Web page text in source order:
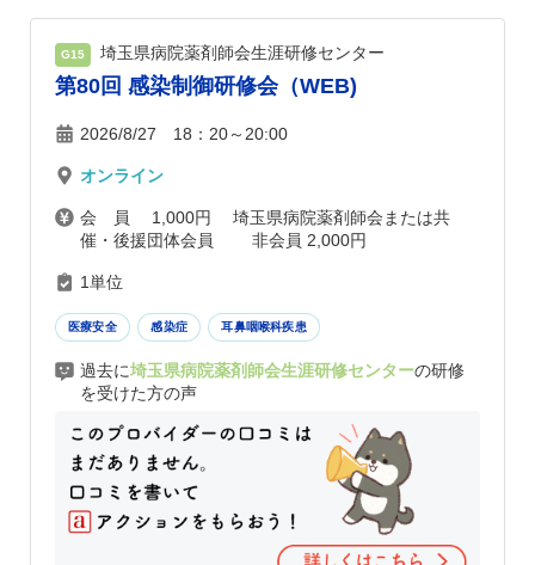
G15 埼玉県病院薬剤師会生涯研修センター
第80回 感染制御研修会（WEB)
2026/8/27 18：20～20:00
オンライン
会 員 1,000円 埼玉県病院薬剤師会または共
催・後援団体会員 非会員 2,000円
1単位
医療安全 感染症 耳鼻咽喉科疾患
過去に埼玉県病院薬剤師会生涯研修センターの研修
を受けた方の声